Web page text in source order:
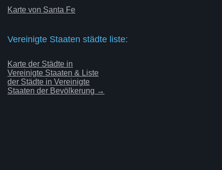
Karte von Santa Fe
Vereinigte Staaten städte liste:
Karte der Städte in
Vereinigte Staaten & Liste
der Städte in Vereinigte
Staaten der Bevölkerung →